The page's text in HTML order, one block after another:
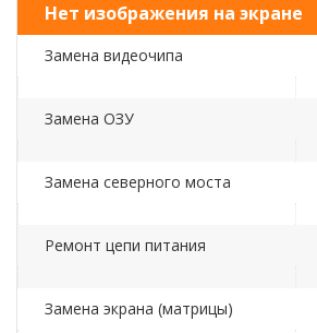
Нет изображения на экране
Замена видеочипа
Замена ОЗУ
Замена северного моста
Ремонт цепи питания
Замена экрана (матрицы)